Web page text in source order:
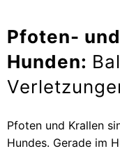
Pfoten-
Hunden:
Pfoten und Krallen
Hundes. Gerade im